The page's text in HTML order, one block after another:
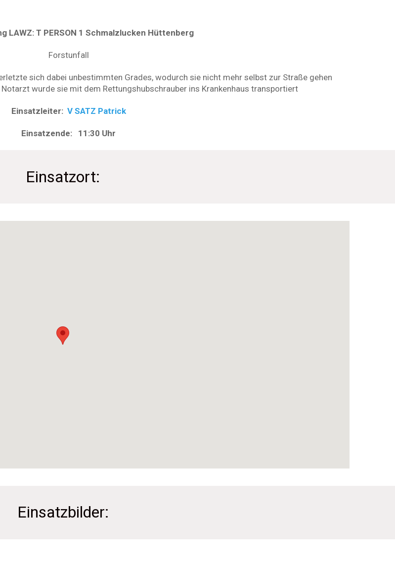
LAWZ: T PERSON 1 Schmalzlucken Hüttenberg
Forstunfall
sich dabei unbestimmten Grades, wodurch sie nicht mehr selbst zur Straße gehen
wurde sie mit dem Rettungshubschrauber ins Krankenhaus transportiert
Einsatzleiter: V SATZ Patrick
Einsatzende: 11:30 Uhr
Einsatzort:
Einsatzbilder: